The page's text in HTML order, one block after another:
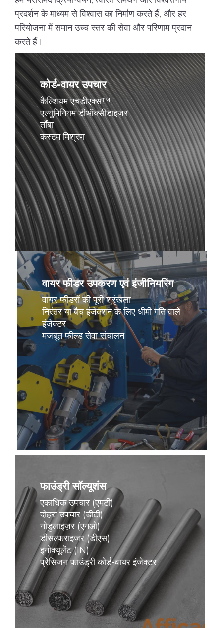
प्रदर्शन के माध्यम से विश्वास का निर्माण करते हैं, और हर
परियोजना में समान उच्च स्तर की सेवा और परिणाम प्रदान
करते हैं।
कोर्ड-वायर उपचार
कैल्शियम एचडीएक्स™
एल्युमिनियम डीऑक्सीडाइज़र
ताँबा
कस्टम मिश्रण
और
अधिक
जानें
वायर फीडर उपकरण एवं इंजीनियरिंग
वायर फीडरों की पूरी श्रृंखला
निरंतर या बैच इंजेक्शन के लिए धीमी गति वाले
इंजेक्टर
मजबूत फील्ड सेवा संचालन
और
अधिक
जानें
फाउंड्री सॉल्यूशंस
एकाधिक उपचार (एमटी)
दोहरा उपचार (डीटी)
नोडुलाइज़र (एनओ)
डीसल्फराइजर (डीएस)
इनोक्यूलेंट (IN)
प्रेसिजन फाउंड्री कोर्ड-वायर इंजेक्टर
जानें